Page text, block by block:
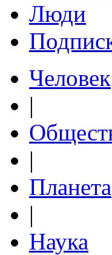
Люди
Человек
|
|
Планета
|
Наука